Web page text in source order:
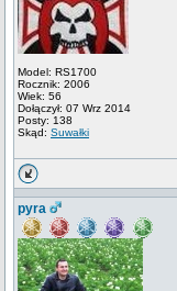
Model: RS1700
Rocznik: 2006
Wiek: 56
Dołączył: 07 Wrz 2014
Posty: 138
Skąd: Suwałki
pyra